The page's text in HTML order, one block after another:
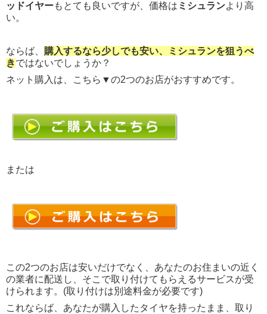
ッドイヤーもとても良いですが、価格は ミシュランより高
い。
ならば、 購入するなら少しでも安い、ミシュランを狙うべ
きではないでしょうか？
ネット購入は、こちら▼の2つのお店がおすすめです。
または
この2つのお店は安いだけでなく、あなたのお住まいの近く
の業者に配送し、そこで取り付けてもらえるサービスが受
けられます。(取り付けは別途料金が必要です)
これならば、あなたが購入したタイヤを持ったまま、取り